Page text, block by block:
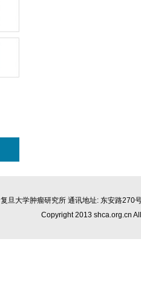
复旦大学肿瘤研究所 通讯地址: 东安路
Copyright 2013 shca.org.cn